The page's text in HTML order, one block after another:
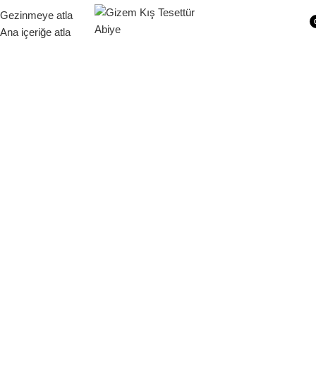
Gezinmeye atla
Ana içeriğe atla
Siparişleriniz 1 - 9 iş günü içerisinde kargoya verilecektir.